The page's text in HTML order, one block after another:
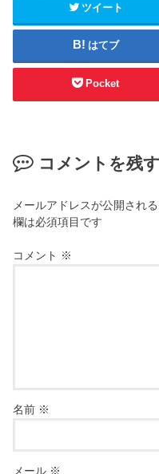
ツイート
はてブ
Pocket
コメントを残す
メールアドレスが公開され
欄は必須項目です
コメント ※
名前 ※
メール ※